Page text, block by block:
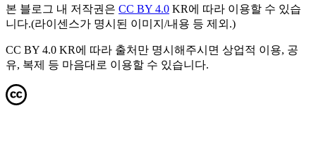
본 블로그 내 저작권은 CC BY 4.0 KR에 따라 이용할 수 있습
니다.(라이센스가 명시된 이미지/내용 등 제외.)
CC BY 4.0 KR에 따라 출처만 명시해주시면 상업적 이용, 공
유, 복제 등 마음대로 이용할 수 있습니다.